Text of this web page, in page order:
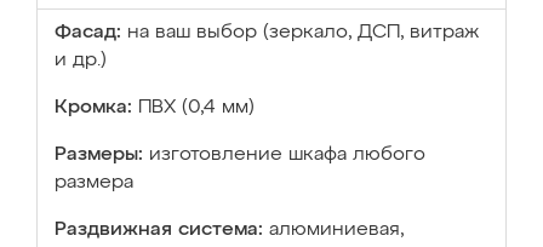
Фасад: на ваш выбор (зеркало, ДСП, витраж
и др.)
Кромка: ПВХ (0,4 мм)
Размеры: изготовление шкафа любого
размера
Раздвижная система: алюминиевая,